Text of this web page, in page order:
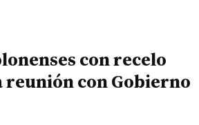
con recelo
con Gobierno